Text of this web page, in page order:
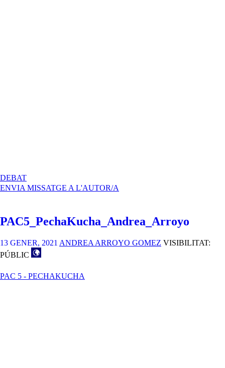
DEBATA
PECHAKUCHA
ENVIA MISSATGE A L'AUTOR/A
PAC5_PechaKucha_Andrea_Arroyo
13 GENER, 2021 ANDREA ARROYO GOMEZ VISIBILITAT:
PÚBLIC
PAC 5 - PECHAKUCHA